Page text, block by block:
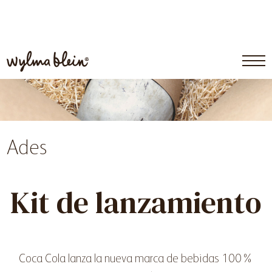
Ades
Kit de lanzamiento
Coca Cola lanza la nueva marca de bebidas 100%